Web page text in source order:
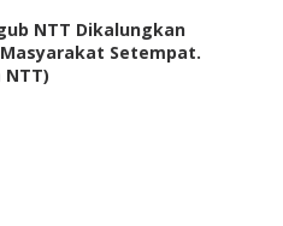
NTT Dikalungkan
Setempat.
NTT)